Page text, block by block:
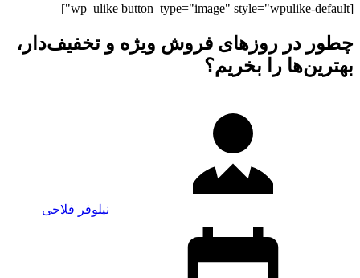
[wp_ulike button_type="image" style="wpulike-default"]
چطور در روزهای فروش ویژه و تخفیف‌دار،
بهترین‌ها را بخریم؟
نیلوفر فلاحی